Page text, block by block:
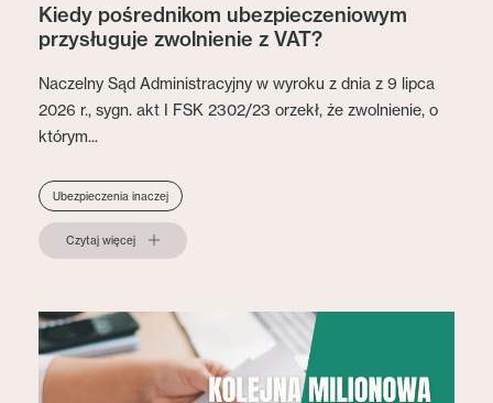
Kiedy pośrednikom ubezpieczeniowym
przysługuje zwolnienie z VAT?
Naczelny Sąd Administracyjny w wyroku z dnia z 9 lipca
2026 r., sygn. akt I FSK 2302/23 orzekł, że zwolnienie, o
którym...
Ubezpieczenia inaczej
Czytaj więcej